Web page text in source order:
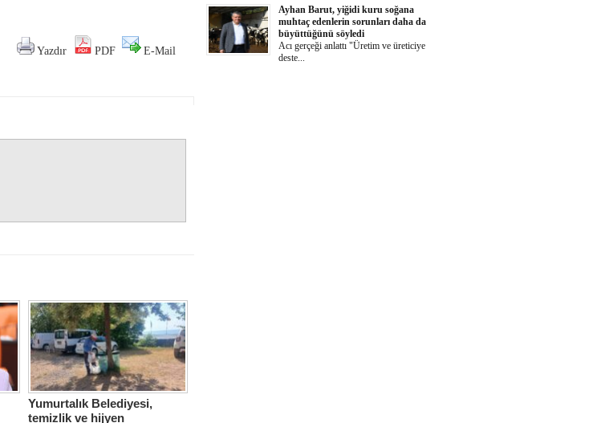
Yazdır PDF E-Mail
Yumurtalık Belediyesi,
temizlik ve hijyen
Ayhan Barut, yiğidi kuru soğana
muhtaç edenlerin sorunları daha da
büyüttüğünü söyledi
Acı gerçeği anlattı "Üretim ve üreticiye
deste...